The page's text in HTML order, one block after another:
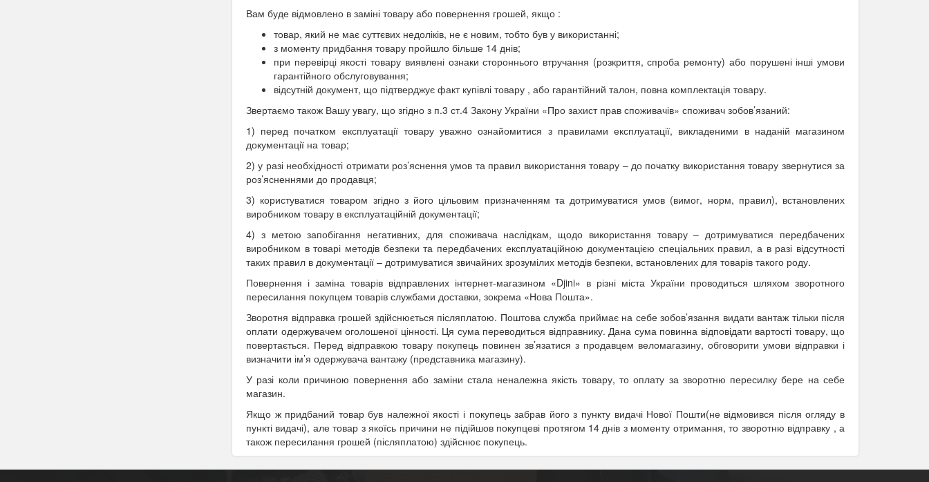
Вам буде відмовлено в заміні товару або повернення грошей, якщо :
товар, який не має суттєвих недоліків, не є новим, тобто був у використанні;
з моменту придбання товару пройшло більше 14 днів;
при перевірці якості товару виявлені ознаки стороннього втручання (розкриття, спроба ремонту) або порушені інші умови
гарантійного обслуговування;
відсутній документ, що підтверджує факт купівлі товару , або гарантійний талон, повна комплектація товару.
Звертаємо також Вашу увагу, що згідно з п.3 ст.4 Закону України «Про захист прав споживачів» споживач зобов’язаний:
1) перед початком експлуатації товару уважно ознайомитися з правилами експлуатації, викладеними в наданій магазином
документації на товар;
2) у разі необхідності отримати роз’яснення умов та правил використання товару – до початку використання товару звернутися за
роз’ясненнями до продавця;
3) користуватися товаром згідно з його цільовим призначенням та дотримуватися умов (вимог, норм, правил), встановлених
виробником товару в експлуатаційній документації;
4) з метою запобігання негативних, для споживача наслідкам, щодо використання товару – дотримуватися передбачених
виробником в товарі методів безпеки та передбачених експлуатаційною документацією спеціальних правил, а в разі відсутності
таких правил в документації – дотримуватися звичайних зрозумілих методів безпеки, встановлених для товарів такого роду.
Повернення і заміна товарів відправлених інтернет-магазином «Djini» в різні міста України проводиться шляхом зворотного
пересилання покупцем товарів службами доставки, зокрема «Нова Пошта».
Зворотня відправка грошей здійснюється післяплатою. Поштова служба приймає на себе зобов’язання видати вантаж тільки після
оплати одержувачем оголошеної цінності. Ця сума переводиться відправнику. Дана сума повинна відповідати вартості товару, що
повертається. Перед відправкою товару покупець повинен зв’язатися з продавцем веломагазину, обговорити умови відправки і
визначити ім’я одержувача вантажу (представника магазину).
У разі коли причиною повернення або заміни стала неналежна якість товару, то оплату за зворотню пересилку бере на себе
магазин.
Якщо ж придбаний товар був належної якості і покупець забрав його з пункту видачі Нової Пошти(не відмовився після огляду в
пункті видачі), але товар з якоїсь причини не підійшов покупцеві протягом 14 днів з моменту отримання, то зворотню відправку , а
також пересилання грошей (післяплатою) здійснює покупець.